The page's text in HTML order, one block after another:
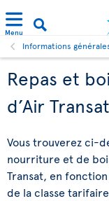
Menu
Informations
Repas et
d’Air Transat
Vous trouverez ci-
nourriture et de
Transat, en
de la classe